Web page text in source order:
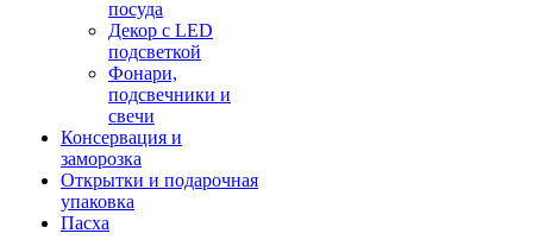
посуда
Декор с LED
подсветкой
Фонари,
подсвечники и
свечи
Консервация и
заморозка
Открытки и подарочная
упаковка
Пасха